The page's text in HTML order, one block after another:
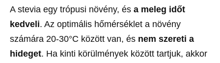
A stevia egy trópusi növény, és a meleg időt
kedveli. Az optimális hőmérséklet a növény
számára 20-30°C között van, és nem szereti a
hideget. Ha kinti körülmények között tartjuk, akkor